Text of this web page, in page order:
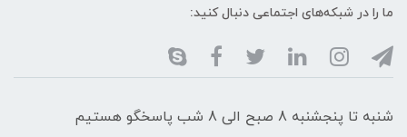
ما را در شبکه‌های اجتماعی دنبال کنید:
شنبه تا پنجشنبه 8 صبح الی 8 شب پاسخگو هستیم